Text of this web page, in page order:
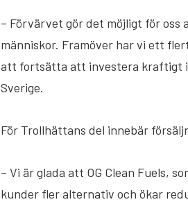
– Förvärvet gör det möjligt för
människor. Framöver har vi ett
att fortsätta att investera kraftigt i
Sverige.
För Trollhättans del innebär
– Vi är glada att OG Clean Fuels,
kunder fler alternativ och ökar